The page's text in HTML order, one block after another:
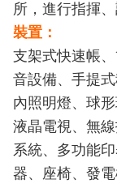
宣
導
教
育
下
載
專
所，進行指揮
裝置：
支架式快速帳
音設備、手提
內照明燈、球
液晶電視、無
系統、多功能
器、座椅、發